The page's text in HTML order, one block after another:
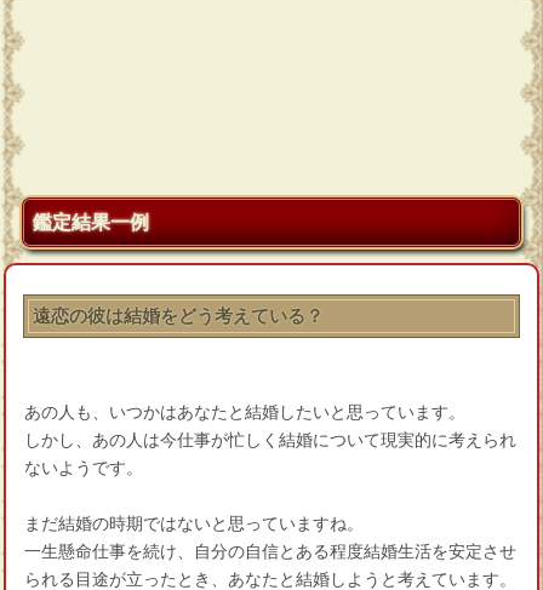
鑑定結果一例
遠恋の彼は結婚をどう考えている？
あの人も、いつかはあなたと結婚したいと思っています。
しかし、あの人は今仕事が忙しく結婚について現実的に考えられ
ないようです。
まだ結婚の時期ではないと思っていますね。
一生懸命仕事を続け、自分の自信とある程度結婚生活を安定させ
られる目途が立ったとき、あなたと結婚しようと考えています。